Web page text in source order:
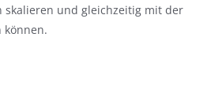
skalieren und gleichzeitig mit der
können.